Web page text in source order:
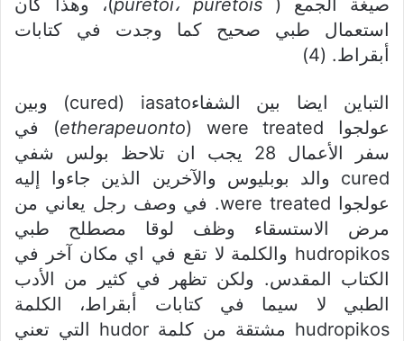
استعمال طبي صحيح كما وجدت في كتابات
أبقراط. (4)
التباين ايضا بين الشفاءcured) iasato) وبين
عولجوا
etherapeuonto) were treated) في
سفر الأعمال 28 يجب ان تلاحظ بولس شفي
cured والد بوبليوس والآخرين الذين جاءوا إليه
عولجوا were treated. في وصف رجل يعاني من
مرض الاستسقاء وظف لوقا مصطلح طبي
hudropikos والكلمة لا تقع في اي مكان آخر في
الكتاب المقدس. ولكن تظهر في كثير من الأدب
الطبي لا سيما في كتابات أبقراط، الكلمة
hudropikos مشتقة من كلمة hudor التي تعني